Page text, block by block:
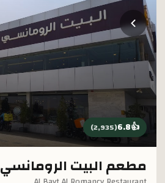
تخطي إلى المحتوى الرئيسي
👍
6.8
(
2,935
)
مطعم البيت الرومانسي